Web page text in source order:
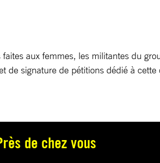
aux femmes, les militantes du
de signature de pétitions dédié à cette
de chez vous